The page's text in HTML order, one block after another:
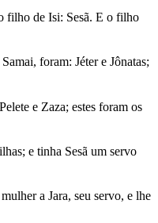
filho de Isi: Sesã. E o filho
foram: Jéter e Jônatas;
e Zaza; estes foram os
e tinha Sesã um servo
a Jara, seu servo, e lhe